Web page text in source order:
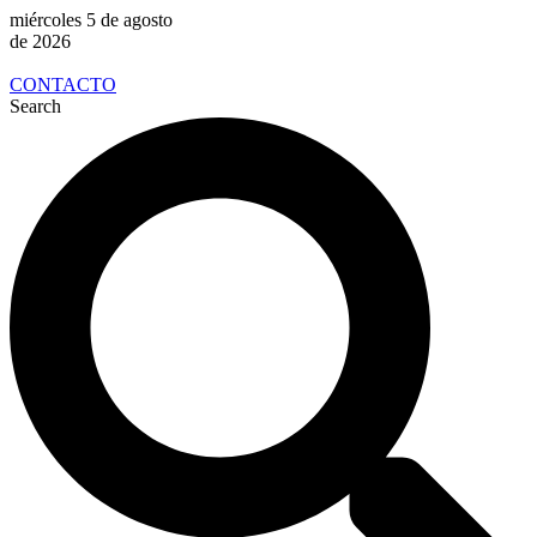
miércoles 5 de agosto
de 2026
CONTACTO
Search